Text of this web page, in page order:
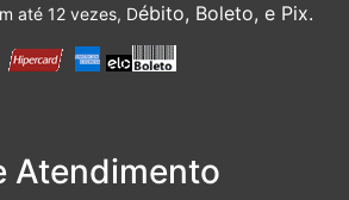
até 12 vezes, Débito, Boleto, e Pix.
Atendimento